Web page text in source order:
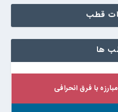
قطب
ها
با فرق انحرافی